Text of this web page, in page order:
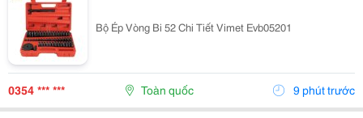
Bộ Ép Vòng Bi 52 Chi Tiết Vimet Evb05201
0354 *** *** Toàn quốc 9 phút trước